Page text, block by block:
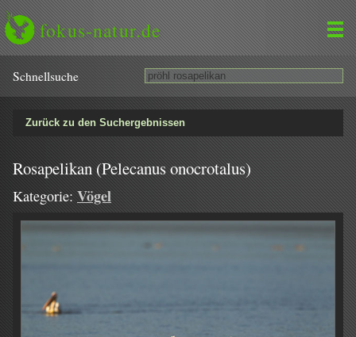
fokus-natur.de
Schnell­suche
Zurück zu den Suchergebnissen
Rosapelikan (Pelecanus onocrotalus)
Kategorie: Vögel